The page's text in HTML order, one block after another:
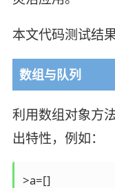
本文代码测试结
数组与队列
利用数组对象方
出特性，例如：
>a=[]